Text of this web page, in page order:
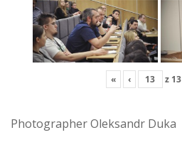
« ‹ z 13
Photographer Oleksandr Duka